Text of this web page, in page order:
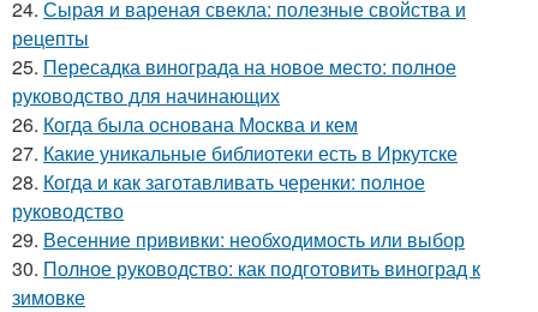
24. Сырая и вареная свекла: полезные свойства и
рецепты
25. Пересадка винограда на новое место: полное
руководство для начинающих
26. Когда была основана Москва и кем
27. Какие уникальные библиотеки есть в Иркутске
28. Когда и как заготавливать черенки: полное
руководство
29. Весенние прививки: необходимость или выбор
30. Полное руководство: как подготовить виноград к
зимовке